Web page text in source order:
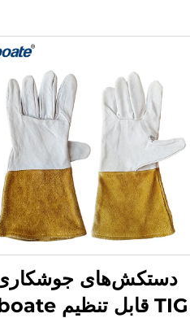
دستکش‌های